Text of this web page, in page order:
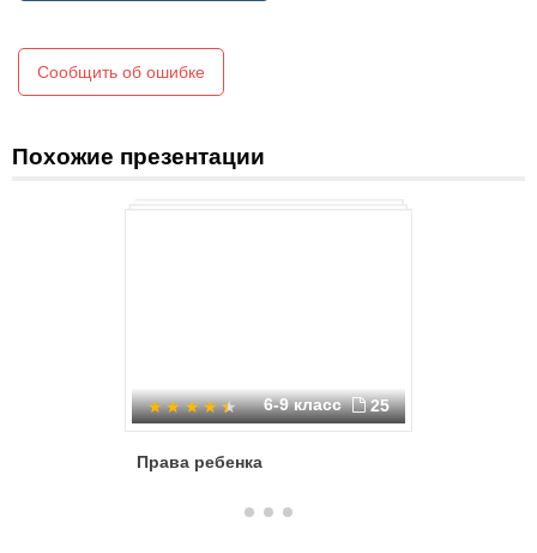
Сообщить об ошибке
Похожие презентации
6-9 класс 25
Права ребенка